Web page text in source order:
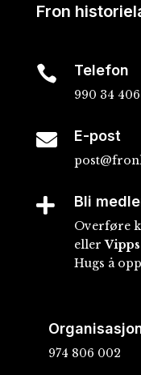
Fron
 Telefon
990 34 406
 E-post
 Bli
Overføre
eller
Hugs å
974 806 002